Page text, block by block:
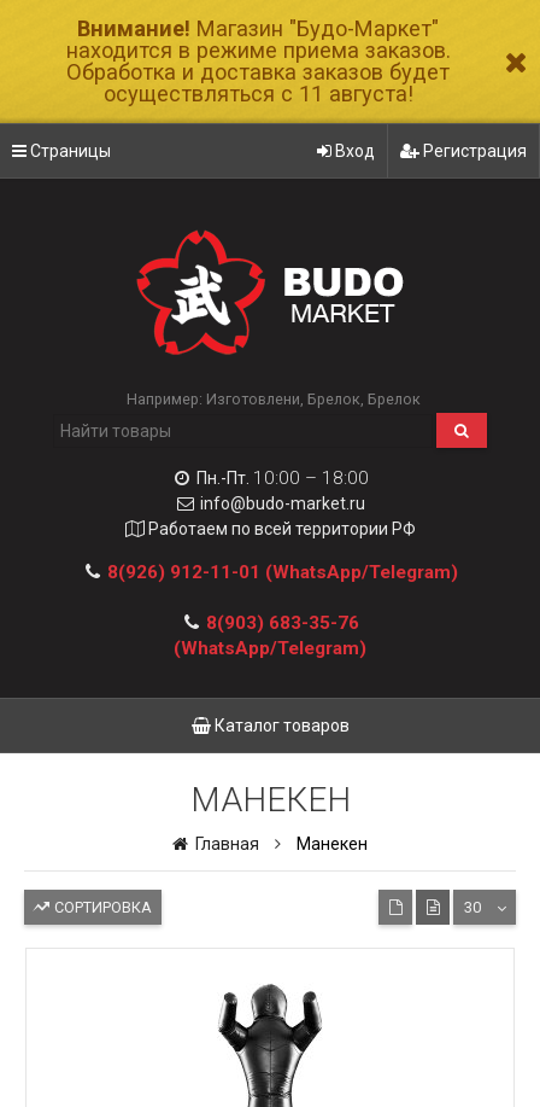
Внимание! Магазин "Будо-Маркет"
находится в режиме приема заказов.
Обработка и доставка заказов будет
осуществляться с 11 августа!
Страницы Вход Регистрация
Например: Изготовлени Брелок Брелок
Пн.-Пт. 10:00 – 18:00
info@budo-market.ru
Работаем по всей территории РФ
8(926) 912-11-01 (WhatsApp/Telegram)
8(903) 683-35-76
(WhatsApp/Telegram)
Каталог товаров
МАНЕКЕН
Главная Манекен
СОРТИРОВКА 30